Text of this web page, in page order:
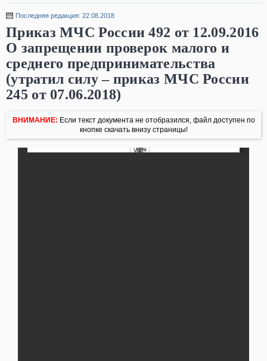
Последняя редакция: 22.08.2018
Приказ МЧС России 492 от 12.09.2016
О запрещении проверок малого и
среднего предпринимательства
(утратил силу – приказ МЧС России
245 от 07.06.2018)
ВНИМАНИЕ: Если текст документа не отобразился, файл доступен по
кнопке скачать внизу страницы!